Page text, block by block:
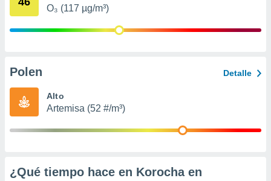
mediante
publicidad
O₃ (117 µg/m³)
Polen Detalle
Alto
Artemisa (52 #/m³)
¿Qué tiempo hace en Korocha en